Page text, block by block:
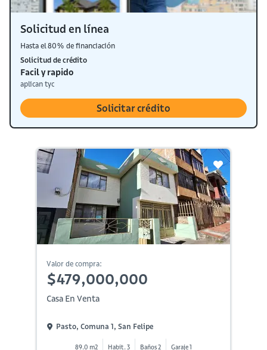
Solicitud en línea
Hasta el 80% de financiación
Solicitud de crédito
Facil y rapido
aplican tyc
Solicitar crédito
Valor de compra:
$479,000,000
Casa En Venta
Pasto, Comuna 1, San Felipe
89.0 m2 Habit. 3 Baños 2 Garaje 1